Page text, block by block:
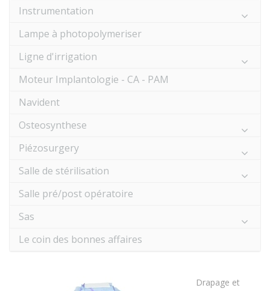
Instrumentation
Lampe à photopolymeriser
Ligne d'irrigation
Moteur Implantologie - CA - PAM
Navident
Osteosynthese
Piézosurgery
Salle de stérilisation
Salle pré/post opératoire
Sas
Le coin des bonnes affaires
Drapage et